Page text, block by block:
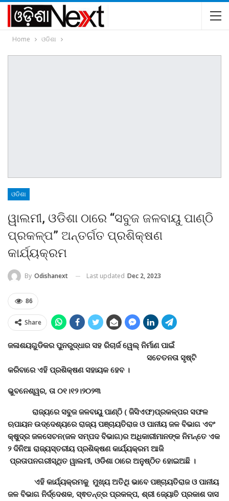
Home ଓଡିଶା
ଓଡିଶା
ୱାଲମୀ, ଓଡିଶା ଠାରେ “ସବୁଜ ଜଳବାୟୁ ପାଣ୍ଠି
ପ୍ରକଳ୍ପ” ଅନ୍ତର୍ଗତ ପ୍ରଶିକ୍ଷଣ
କାର୍ଯ୍ୟକ୍ରମ
By Odishanext Last updated Dec 2, 2023
86
Share
ଜଳାଶୟଗୁଡିକର ପୁନରୁଦ୍ଧାର ସହ ରିଚାର୍ଜ ୱେଲ୍ ନିର୍ମାଣ ପାଇଁ
ସଚେତନତା ସୃଷ୍ଟି
କରିବାରେ ଏହି ପ୍ରଶିକ୍ଷଣ ସହାୟକ ହେବ ।
ଭୁବନେଶ୍ୱର, ତା ୦୧।୧୨।୨୦୨୩
ରାଜ୍ୟରେ ସବୁଜ ଜଳବାୟୁ ପାଣ୍ଠି ( ଜିସିଏଫ)ପ୍ରକଳ୍ପର ସଫଳ
ଋପାୟନ ଉଦ୍ଦେଶ୍ୟରେ ରାଜ୍ୟ ପଞ୍ଚାୟତିରାଜ ଓ ପାନୀୟ ଜଳ ବିଭାଗ ଏବଂ
କ୍ଷୁଦ୍ର ଜଳସେଚନ(ଜଳ ସମ୍ପଦ ବିଭାଗ)ର ଅଧିକାରୀମାନଙ୍କ ନିମନ୍ତେ ଏକ
୨ ଦିନିଆ ରାଜ୍ୟସ୍ତରୀୟ ପ୍ରଶିକ୍ଷଣ କାର୍ଯ୍ୟକ୍ରମ ଆଜି
ପ୍ରତାପନଗରୀସ୍ଥିତ ୱାଲମୀ, ଓଡିଶା ଠାରେ ଅନୁଷ୍ଠିତ ହୋଇଅଛି ।
ଏହି କାର୍ଯ୍ୟକ୍ରମକୁ ମୁଖ୍ୟ ଅତିଥି ଭାବେ ପଞ୍ଚାୟତିରାଜ ଓ ପାନୀୟ
ଜଳ ବିଭାଗ ନିର୍ଦ୍ଦେଶକ, ସ୍ଵତନ୍ତ୍ର ପ୍ରକଳ୍ପ, ଶ୍ରୀ ଜ୍ୟୋତି ପ୍ରକାଶ ଦାସ